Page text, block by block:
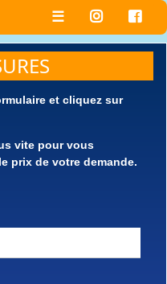
☰
et cliquez sur
vite pour vous
prix de votre demande.